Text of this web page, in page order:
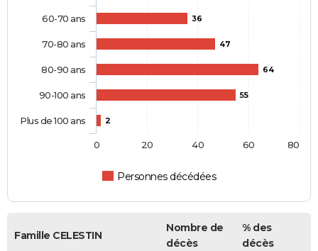
36
47
64
55
2
Personnes décédées
60-70 ans
70-80 ans
80-90 ans
90-100 ans
Plus de 100 ans
0 20 40 60 80
Famille CELESTIN
Nombre de
décès
% des
décès